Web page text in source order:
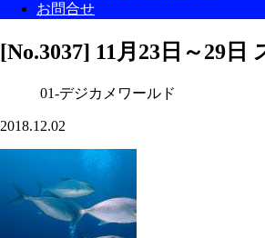
お問合せ
[No.3037] 11月23日～29
01-デジカメワールド
2018.12.02